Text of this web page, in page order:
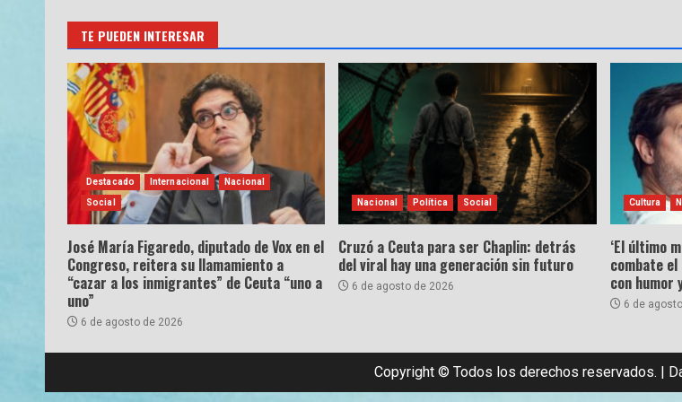
TE PUEDEN INTERESAR
Destacado Internacional Nacional
Social
José María Figaredo, diputado de Vox en el
Congreso, reitera su llamamiento a
“cazar a los inmigrantes” de Ceuta “uno a
uno”
6 de agosto de 2026
Nacional Política Social
Cruzó a Ceuta para ser Chaplin: detrás
del viral hay una generación sin futuro
6 de agosto de 2026
Cultura
‘El último
combate el
con humor
6 de
Copyright © Todos los derechos reservados. |